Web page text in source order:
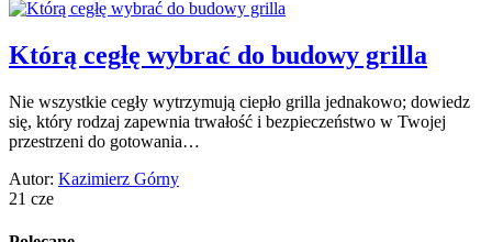
Którą cegłę wybrać do budowy grilla
Nie wszystkie cegły wytrzymują ciepło grilla jednakowo; dowiedz
się, który rodzaj zapewnia trwałość i bezpieczeństwo w Twojej
przestrzeni do gotowania…
Autor: Kazimierz Górny
21 cze